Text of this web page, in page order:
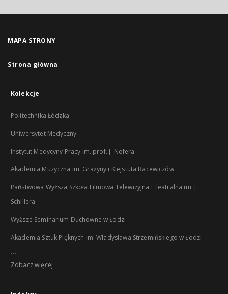
MAPA STRONY
Strona główna
Kolekcje
Politechnika Łódzka
Uniwersytet Medyczny
Instytut Medycyny Pracy im. prof. J. Nofera
Akademia Muzyczna im. Grażyny i Kiejstuta Bacewiczów
Państwowa Wyższa Szkoła Filmowa Telewizyjna i Teatralna im. L.
Schillera
Wyższe Seminarium Duchowne w Łodzi
Akademia Sztuk Pięknych im. Władysława Strzemińskiego w Łodzi
...
Zobacz więcej